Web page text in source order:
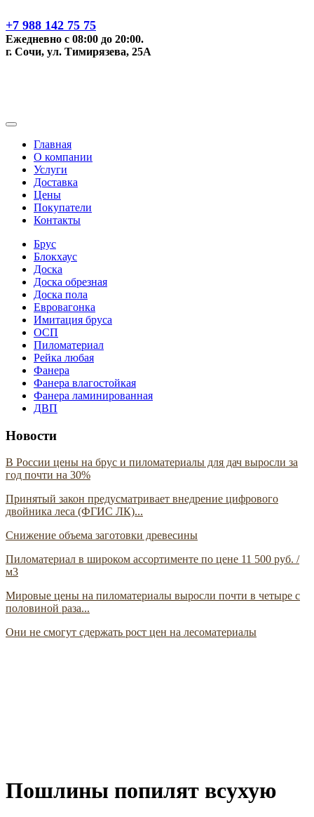
+7 988 142 75 75
Ежедневно с 08:00 до 20:00.
г. Сочи, ул. Тимирязева, 25А
Главная
О компании
Услуги
Доставка
Цены
Покупатели
Контакты
Брус
Блокхаус
Доска
Доска обрезная
Доска пола
Евровагонка
Имитация бруса
ОСП
Пиломатериал
Рейка любая
Фанера
Фанера влагостойкая
Фанера ламинированная
ДВП
Новости
В России цены на брус и пиломатериалы для дач выросли за
год почти на 30%
Принятый закон предусматривает внедрение цифрового
двойника леса (ФГИС ЛК)...
Снижение объема заготовки древесины
Пиломатериал в широком ассортименте по цене 11 500 руб. /
м3
Мировые цены на пиломатериалы выросли почти в четыре с
половиной раза...
Они не смогут сдержать рост цен на лесоматериалы
Пошлины попилят всухую